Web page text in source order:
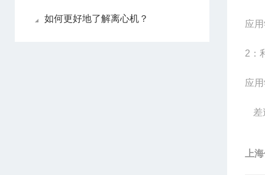
如何更好地了解离心机？
应
2
应
差
上